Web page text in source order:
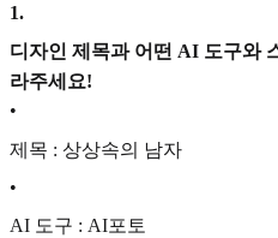
1.
디자인 제목과 어떤 AI 도구와
라주세요!
•
제목 : 상상속의 남자
•
AI 도구 : AI포토